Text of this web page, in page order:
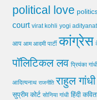
political love
court virat kohli yogi
आप आम आदमी पार्टी कांग्रेस
पॉलिटिकल लव प्रियंका
आदित्यनाथ राजनीति राहुल गांधी
सुप्रीम कोर्ट सोनिया गांधी हिंदी